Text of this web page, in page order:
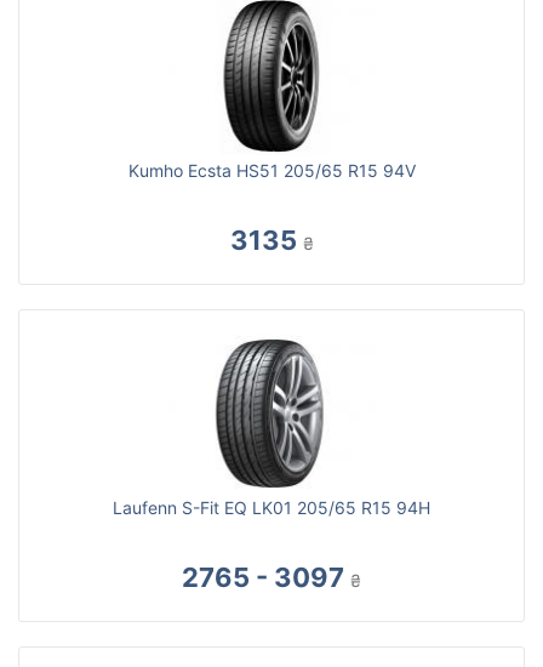
Kumho Ecsta HS51 205/65 R15 94V
3135 ₴
Laufenn S-Fit EQ LK01 205/65 R15 94H
2765 - 3097 ₴